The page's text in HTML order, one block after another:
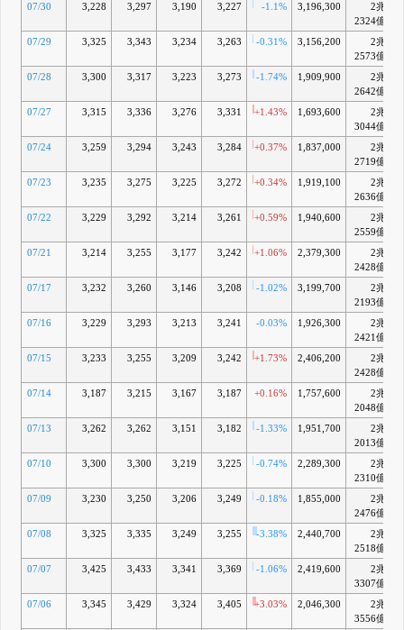
07/30 3,228 3,297 3,190 3,227 -1.1% 3,196,300
2兆
2324億
07/29 3,325 3,343 3,234 3,263 -0.31% 3,156,200
2兆
2573億
07/28 3,300 3,317 3,223 3,273 -1.74% 1,909,900
2兆
2642億
07/27 3,315 3,336 3,276 3,331 +1.43% 1,693,600
2兆
3044億
07/24 3,259 3,294 3,243 3,284 +0.37% 1,837,000
2兆
2719億
07/23
3,235 3,275 3,225 3,272 +0.34% 1,919,100
2兆
2636億
07/22 3,229 3,292 3,214 3,261 +0.59% 1,940,600
2兆
2559億
07/21 3,214 3,255 3,177 3,242 +1.06% 2,379,300
2兆
2428億
07/17 3,232 3,260 3,146 3,208 -1.02% 3,199,700
2兆
2193億
07/16 3,229 3,293 3,213 3,241 -0.03% 1,926,300
2兆
2421億
07/15 3,233 3,255 3,209 3,242 +1.73% 2,406,200
2兆
2428億
07/14
3,187 3,215 3,167 3,187 +0.16% 1,757,600
2兆
2048億
07/13 3,262 3,262 3,151 3,182 -1.33% 1,951,700
2兆
2013億
07/10 3,300 3,300 3,219 3,225 -0.74% 2,289,300
2兆
2310億
07/09 3,230 3,250 3,206 3,249 -0.18% 1,855,000
2兆
2476億
07/08 3,325 3,335 3,249 3,255 -3.38% 2,440,700
2兆
2518億
07/07 3,425 3,433 3,341 3,369 -1.06% 2,419,600
2兆
3307億
07/06 3,345 3,429 3,324 3,405 +3.03% 2,046,300
2兆
3556億